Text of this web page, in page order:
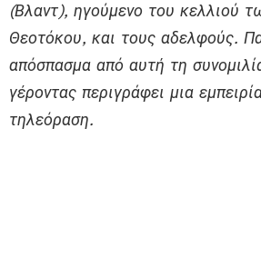
(Βλαντ), ηγούμενο του κελλιού
Θεοτόκου, και τους αδελφούς.
απόσπασμα από αυτή τη
γέροντας περιγράφει μια
τηλεόραση.